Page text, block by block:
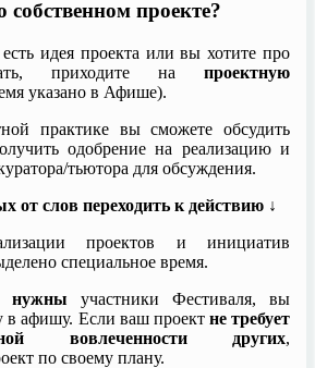
собственном проекте?
идея проекта или вы хотите про
приходите на проектную
указано в Афише).
практике вы сможете обсудить
одобрение на реализацию и
тьютора для обсуждения.
от слов переходить к действию ↓
проектов и инициатив
специальное время.
нужны участники Фестиваля, вы
в афишу. Если ваш проект не требует
вовлеченности других,
по своему плану.